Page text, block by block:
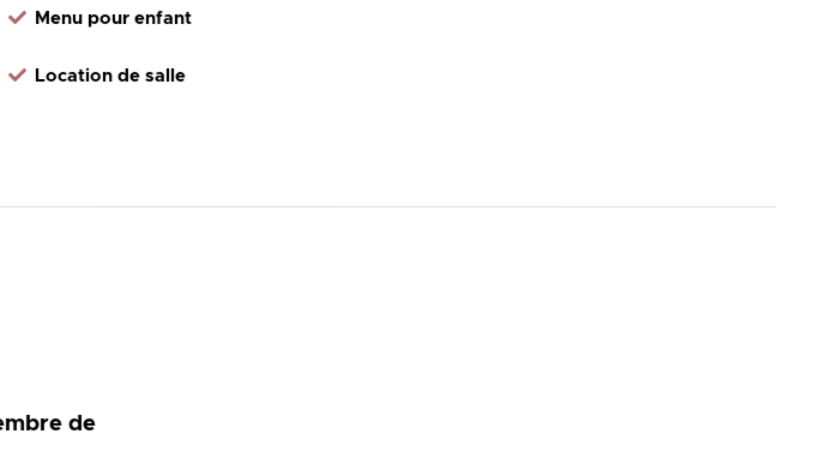
Menu pour enfant
Location de salle
de